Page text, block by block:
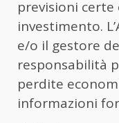
previsioni
investimento.
e/o il gestore
responsabilità
perdite
informazioni